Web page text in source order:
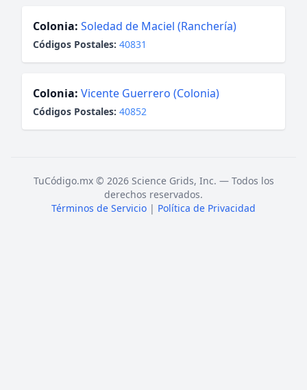
Colonia: Soledad de Maciel (Ranchería)
Códigos Postales: 40831
Colonia: Vicente Guerrero (Colonia)
Códigos Postales: 40852
TuCódigo.mx © 2026 Science Grids, Inc. — Todos los
derechos reservados.
Términos de Servicio | Política de Privacidad